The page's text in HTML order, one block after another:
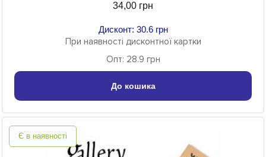
34,00 грн
Дисконт: 30.6 грн
При наявності дисконтної картки
Опт: 28.9 грн
До кошика
Є в наявності